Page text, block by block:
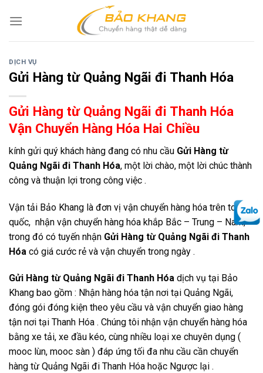
DỊCH VỤ
Gửi Hàng từ Quảng Ngãi đi Thanh Hóa
Gửi Hàng từ Quảng Ngãi đi Thanh Hóa
Vận Chuyển Hàng Hóa Hai Chiều
kính gửi quý khách hàng đang có nhu cầu Gửi Hàng từ
Quảng Ngãi đi Thanh Hóa, một lời chào, một lời chúc thành
công và thuận lợi trong công việc .
Vận tải Bảo Khang là đơn vị vận chuyển hàng hóa trên toàn
quốc, nhận vận chuyển hàng hóa khắp Bắc – Trung – Nam,
trong đó có tuyến nhận Gửi Hàng từ Quảng Ngãi đi Thanh
Hóa có giá cước rẻ và vận chuyển trong ngày .
Gửi Hàng từ Quảng Ngãi đi Thanh Hóa dịch vụ tại Bảo
Khang bao gồm : Nhận hàng hóa tận nơi tại Quảng Ngãi,
đóng gói đóng kiện theo yêu cầu và vận chuyển giao hàng
tận nơi tại Thanh Hóa . Chúng tôi nhận vận chuyển hàng hóa
bằng xe tải, xe đầu kéo, cùng nhiều loại xe chuyên dụng (
mooc lùn, mooc sàn ) đáp ứng tối đa nhu cầu cần chuyển
hàng từ Quảng Ngãi đi Thanh Hóa hoặc Ngược lại .